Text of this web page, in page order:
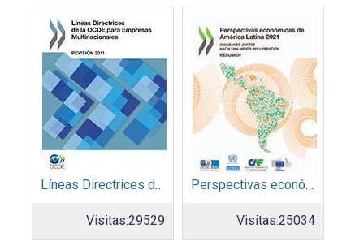
Líneas Directrices de la OCDE para Empresas Multinacionales – Revisión 2011
Visitas:29529
Perspectivas económicas de América Latina 2021: avanzando juntos hacia una mejor recuperación. Resumen
Visitas:25034